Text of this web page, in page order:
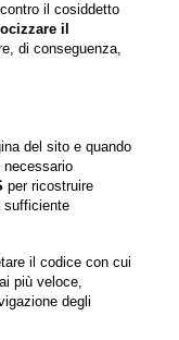
il cosiddetto
il
di conseguenza,
del sito e quando
per ricostruire
sufficiente
il codice con cui
più veloce,
degli